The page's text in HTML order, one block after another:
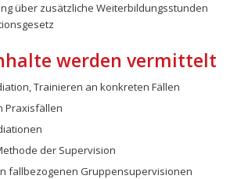
über zusätzliche Weiterbildungsstunden
werden vermittelt
Trainieren an konkreten Fällen
Praxisfällen
der Supervision
fallbezogenen Gruppensupervisionen